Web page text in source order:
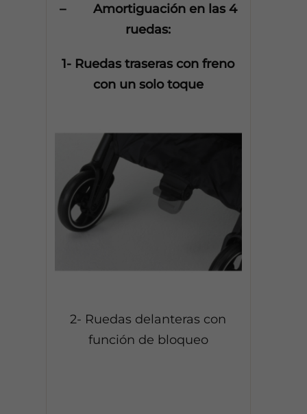
– Amortiguación en las 4
ruedas:
1- Ruedas traseras con freno
con un solo toque
2- Ruedas delanteras con
función de bloqueo